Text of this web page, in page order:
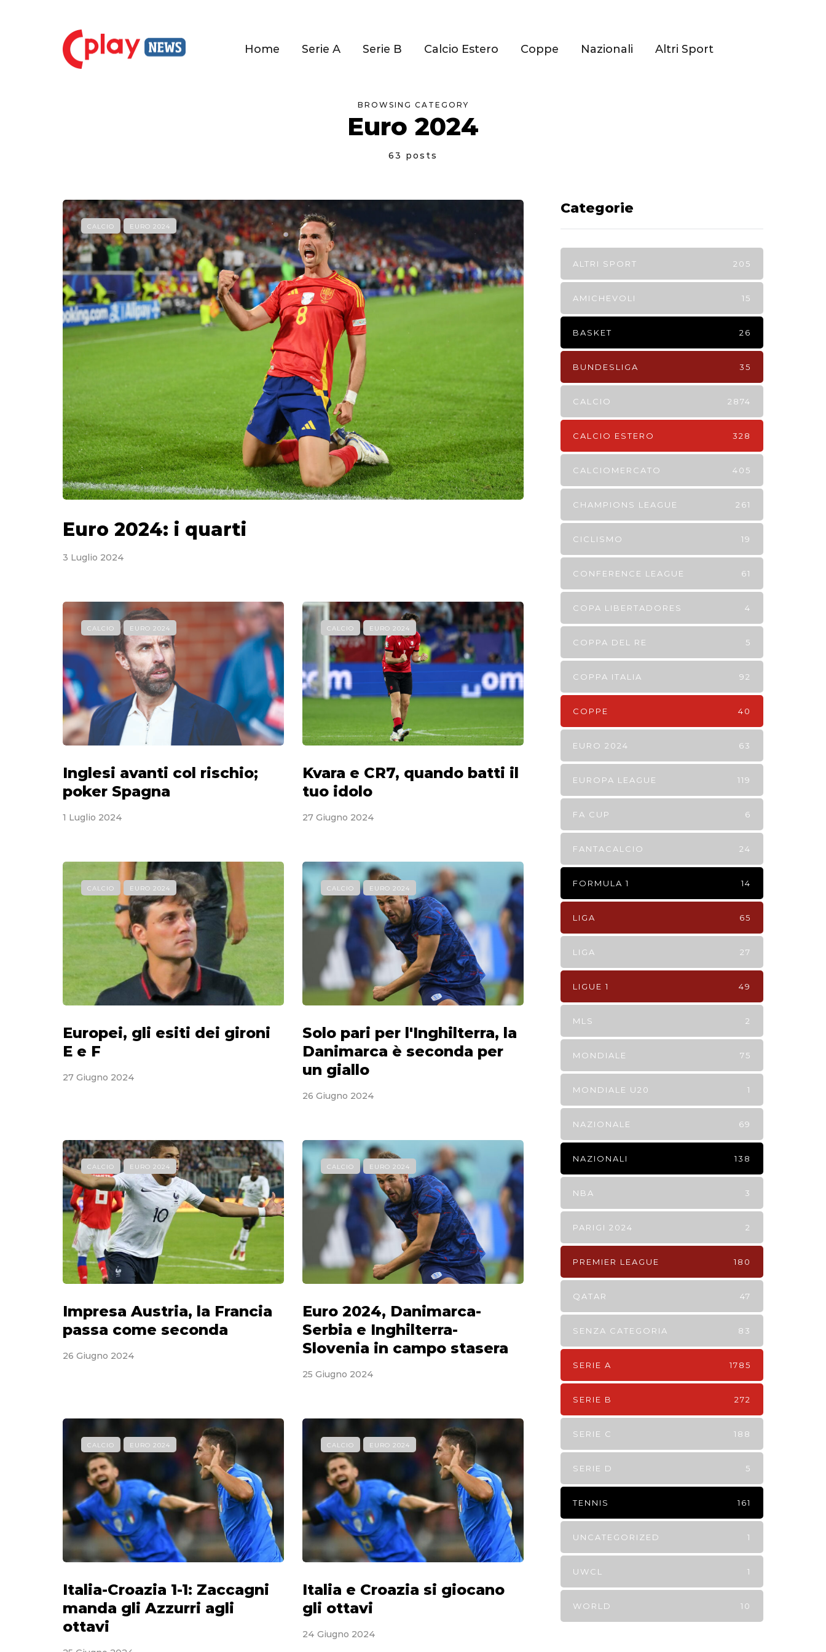
Home Serie A Serie B Calcio Estero Coppe Nazionali Altri Sport
BROWSING CATEGORY
Euro 2024
63 posts
CALCIO EURO 2024
Euro 2024: i quarti
3 Luglio 2024
CALCIO EURO 2024
Inglesi avanti col rischio;
poker Spagna
1 Luglio 2024
CALCIO EURO 2024
Kvara e CR7, quando batti il
tuo idolo
27 Giugno 2024
CALCIO EURO 2024
Europei, gli esiti dei gironi
E e F
27 Giugno 2024
CALCIO EURO 2024
Solo pari per l'Inghilterra, la
Danimarca è seconda per
un giallo
26 Giugno 2024
CALCIO EURO 2024
Impresa Austria, la Francia
passa come seconda
26 Giugno 2024
CALCIO EURO 2024
Euro 2024, Danimarca-
Serbia e Inghilterra-
Slovenia in campo stasera
25 Giugno 2024
CALCIO EURO 2024
Italia-Croazia 1-1: Zaccagni
manda gli Azzurri agli
ottavi
CALCIO EURO 2024
Italia e Croazia si giocano
gli ottavi
24 Giugno 2024
Categorie
ALTRI SPORT 205
AMICHEVOLI 15
BASKET 26
BUNDESLIGA 35
CALCIO 2874
CALCIO ESTERO 328
CALCIOMERCATO 405
CHAMPIONS LEAGUE 261
CICLISMO 19
CONFERENCE LEAGUE 61
COPA LIBERTADORES 4
COPPA DEL RE 5
COPPA ITALIA 92
COPPE 40
EURO 2024 63
EUROPA LEAGUE 119
FA CUP 6
FANTACALCIO 24
FORMULA 1 14
LIGA 65
LIGA 27
LIGUE 1 49
MLS 2
MONDIALE 75
MONDIALE U20 1
NAZIONALE 69
NAZIONALI 138
NBA 3
PARIGI 2024 2
PREMIER LEAGUE 180
QATAR 47
SENZA CATEGORIA 83
SERIE A 1785
SERIE B 272
SERIE C 188
SERIE D 5
TENNIS 161
UNCATEGORIZED 1
UWCL 1
WORLD 10